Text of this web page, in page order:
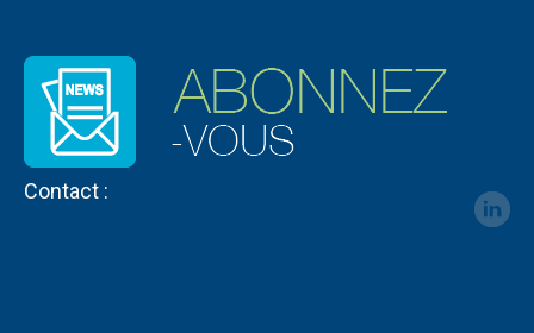
Contact :